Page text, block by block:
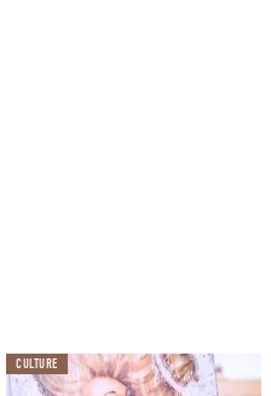
いました。
、いつまで生き続けてくれ
、毎日ビデオに撮って、別
決めたのです」
CULTURE